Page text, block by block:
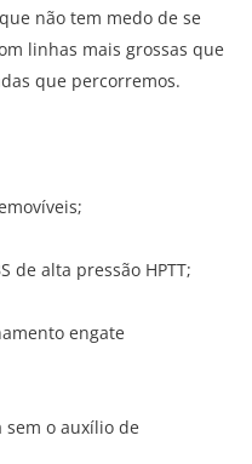
não tem medo de se
linhas mais grossas que
que percorremos.
de alta pressão HPTT;
engate
sem o auxílio de